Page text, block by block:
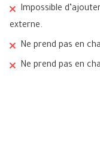
Impossible
externe.
Ne prend pas en
Ne prend pas en